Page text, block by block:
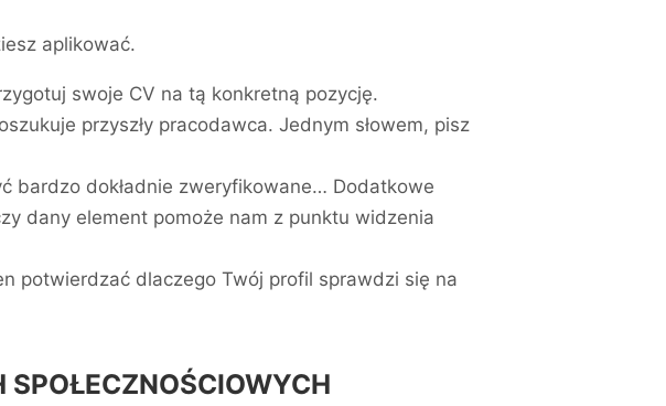
aplikować.
swoje CV na tą konkretną pozycję.
przyszły pracodawca. Jednym słowem, pisz
bardzo dokładnie zweryfikowane… Dodatkowe
dany element pomoże nam z punktu widzenia
potwierdzać dlaczego Twój profil sprawdzi się na
SPOŁECZNOŚCIOWYCH